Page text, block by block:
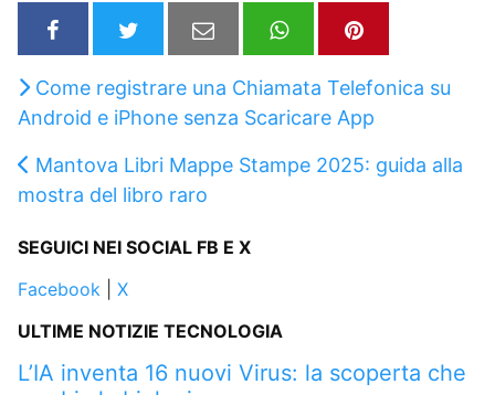
Come registrare una Chiamata Telefonica su
Android e iPhone senza Scaricare App
Mantova Libri Mappe Stampe 2025: guida alla
mostra del libro raro
SEGUICI NEI SOCIAL FB E X
Facebook
X
ULTIME NOTIZIE TECNOLOGIA
L’IA inventa 16 nuovi Virus: la scoperta che